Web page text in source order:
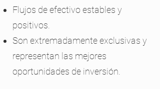
Flujos de efectivo estables y
positivos.
Son extremadamente exclusivas y
representan las mejores
oportunidades de inversión.